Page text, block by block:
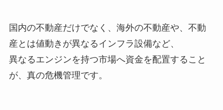
国内の不動産だけでなく、海外の不動産や、不動
産とは値動きが異なるインフラ設備など、
異なるエンジンを持つ市場へ資金を配置すること
が、真の危機管理です。